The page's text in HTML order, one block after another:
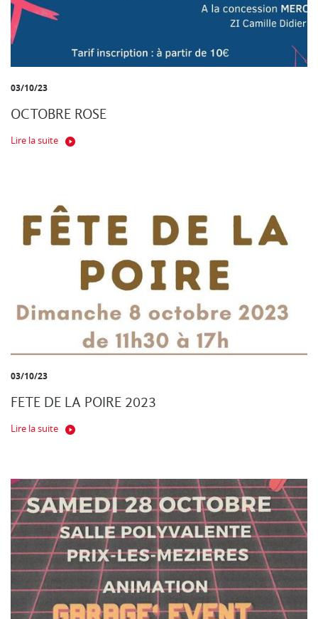
03/10/23
OCTOBRE ROSE
Lire la suite
03/10/23
FETE DE LA POIRE 2023
Lire la suite